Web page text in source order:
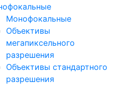
Монофокальные
Объективы
мегапиксельного
разрешения
Объективы стандартного
разрешения